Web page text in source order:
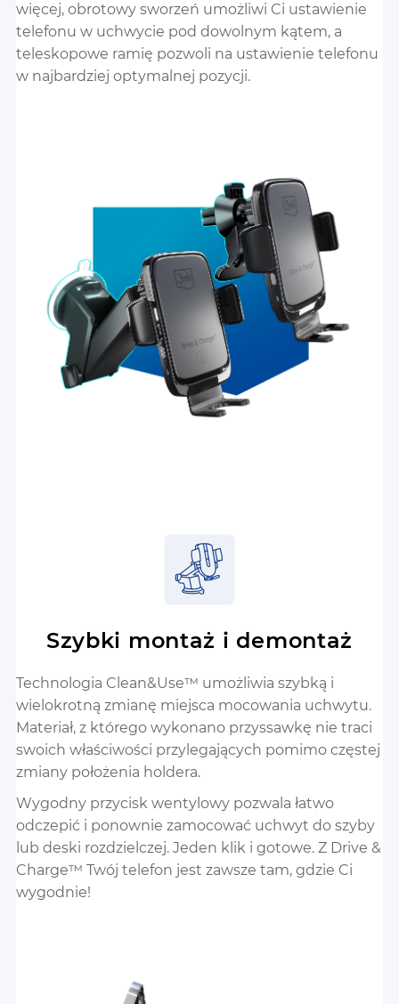
więcej, obrotowy sworzeń umożliwi Ci ustawienie
telefonu w uchwycie pod dowolnym kątem, a
teleskopowe ramię pozwoli na ustawienie telefonu
w najbardziej optymalnej pozycji.
Szybki montaż i demontaż
Technologia Clean&Use™ umożliwia szybką i
wielokrotną zmianę miejsca mocowania uchwytu.
Materiał, z którego wykonano przyssawkę nie traci
swoich właściwości przylegających pomimo częstej
zmiany położenia holdera.
Wygodny przycisk wentylowy pozwala łatwo
odczepić i ponownie zamocować uchwyt do szyby
lub deski rozdzielczej. Jeden klik i gotowe. Z Drive &
Charge™ Twój telefon jest zawsze tam, gdzie Ci
wygodnie!